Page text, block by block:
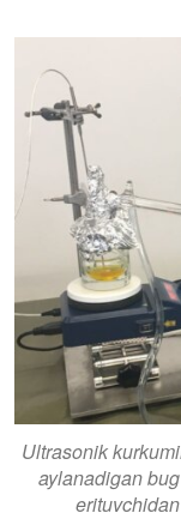
Ultrasonik
aylanadigan